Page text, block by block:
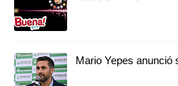
Mario Yepes anunció